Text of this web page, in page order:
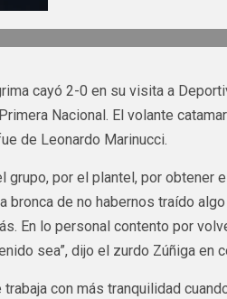
cayó 2-0 en su visita a
Nacional. El volante
de Leonardo Marinucci.
grupo, por el plantel, por
bronca de no habernos traído
En lo personal contento por
sea”, dijo el zurdo Zúñiga en
trabaja con más tranquilidad